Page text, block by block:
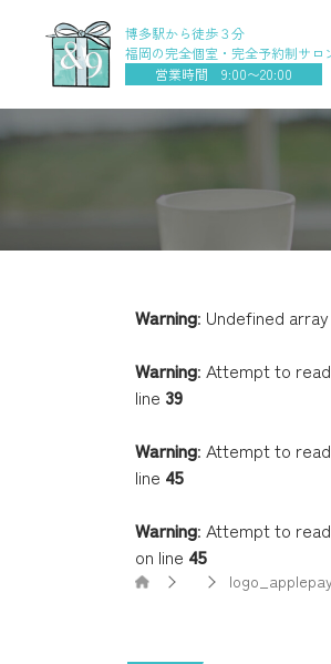
博多駅から徒歩３分
福岡の完全個室・完全予約制サロ
営業時間 9:00〜20:00
美眉
お知らせ
会社概要
Warning: Undefined
Warning: Attempt to
line 39
Warning: Attempt to
line 45
Warning: Attempt to
on line 45